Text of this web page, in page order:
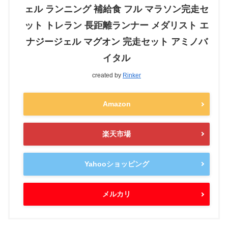
ェル ランニング 補給食 フル マラソン完走セ
ット トレラン 長距離ランナー メダリスト エ
ナジージェル マグオン 完走セット アミノバ
イタル
created by Rinker
Amazon
楽天市場
Yahooショッピング
メルカリ